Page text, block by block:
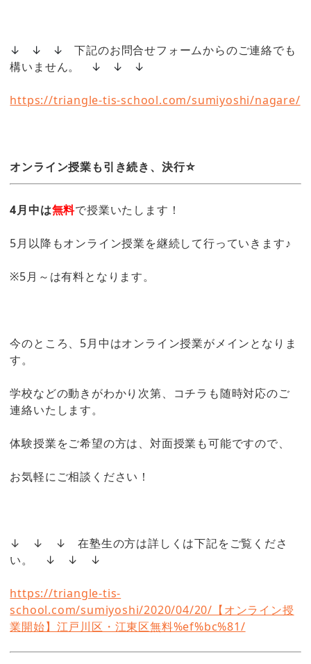
↓ ↓ ↓下記のお問合せフォームからのご連絡でも
構いません。
↓ ↓ ↓
https://triangle-tis-school.com/sumiyoshi/nagare/
オンライン授業も引き続き、決行☆
4月中は無料で授業いたします！
5月以降もオンライン授業を継続して行っていきます♪
※5月～は有料となります。
今のところ、5月中はオンライン授業がメインとなりま
す。
学校などの動きがわかり次第、コチラも随時対応のご
連絡いたします。
体験授業をご希望の方は、対面授業も可能ですので、
お気軽にご相談ください！
↓ ↓ ↓ 在塾生の方は詳しくは下記をご覧くださ
い。 ↓ ↓ ↓
https://triangle-tis-
school.com/sumiyoshi/2020/04/20/【オンライン授
業開始】江戸川区・江東区無料%ef%bc%81/